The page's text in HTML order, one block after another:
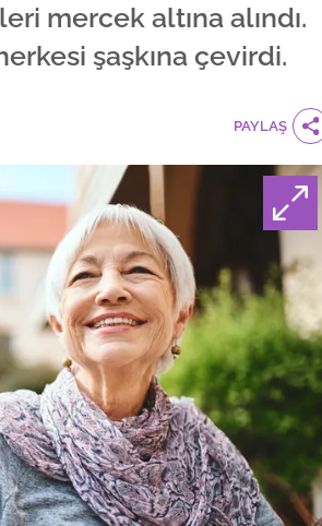
mercek altına alındı.
şaşkına çevirdi.
PAYLAŞ